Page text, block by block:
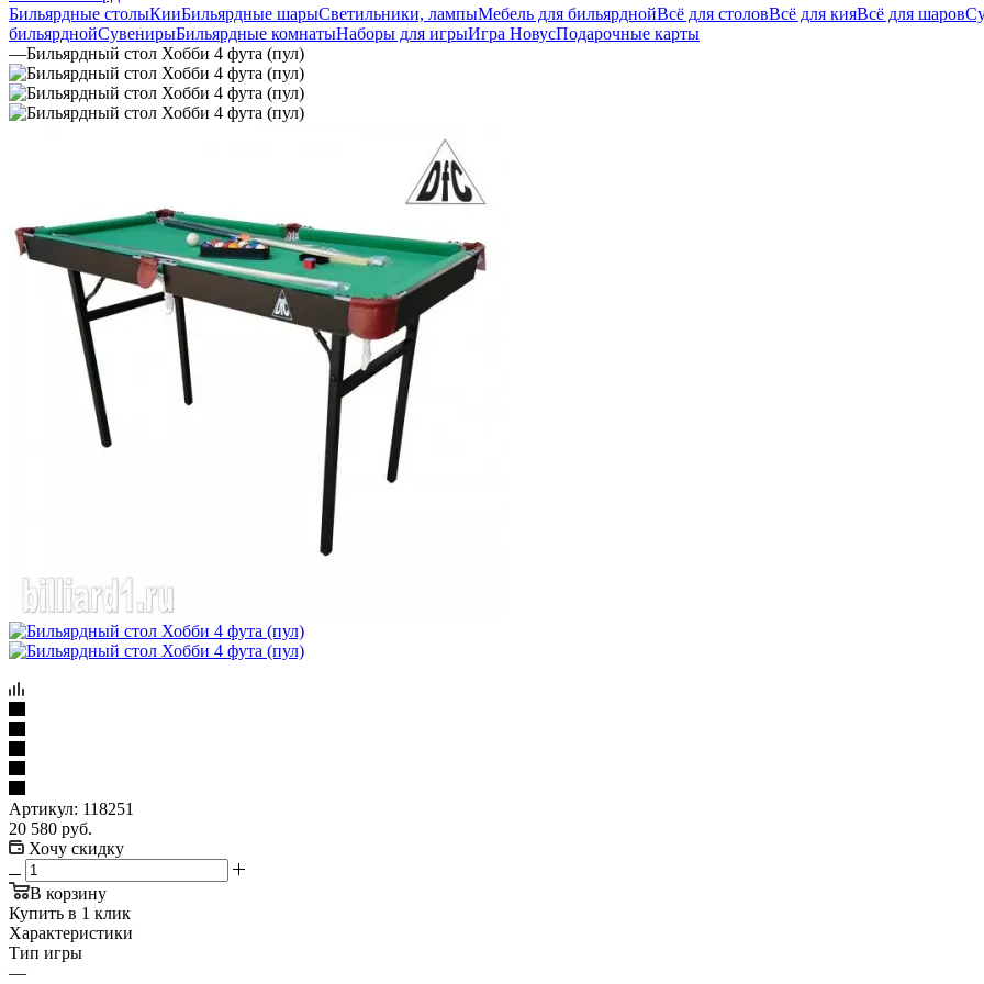
Бильярдные столыКииБильярдные шарыСветильники, лампыМебель для бильярднойВсё для столовВсё для кияВсё для шаров
бильярднойСувенирыБильярдные комнатыНаборы для игрыИгра НовусПодарочные карты
—Бильярдный стол Хобби 4 фута (пул)
Артикул: 118251
20 580 руб.
Хочу скидку
В корзину
Купить в 1 клик
Характеристики
Тип игры
—